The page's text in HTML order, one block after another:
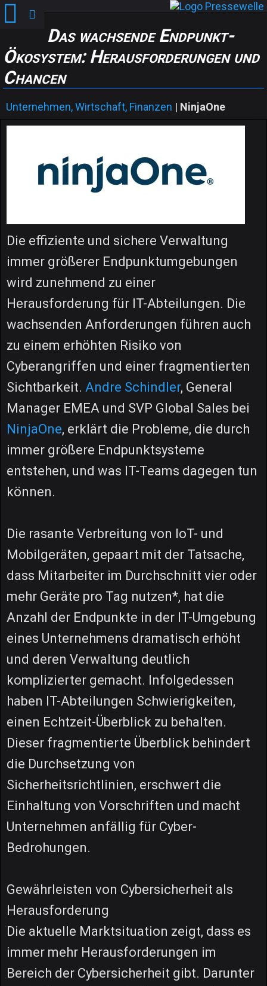
Das wachsende Endpunkt-
Ökosystem: Herausforderungen und
Chancen
Unternehmen, Wirtschaft, Finanzen | NinjaOne
Die effiziente und sichere Verwaltung
immer größerer Endpunktumgebungen
wird zunehmend zu einer
Herausforderung für IT-Abteilungen. Die
wachsenden Anforderungen führen auch
zu einem erhöhten Risiko von
Cyberangriffen und einer fragmentierten
Sichtbarkeit. Andre Schindler, General
Manager EMEA und SVP Global Sales bei
NinjaOne, erklärt die Probleme, die durch
immer größere Endpunktsysteme
entstehen, und was IT-Teams dagegen tun
können.
Die rasante Verbreitung von IoT- und
Mobilgeräten, gepaart mit der Tatsache,
dass Mitarbeiter im Durchschnitt vier oder
mehr Geräte pro Tag nutzen*, hat die
Anzahl der Endpunkte in der IT-Umgebung
eines Unternehmens dramatisch erhöht
und deren Verwaltung deutlich
komplizierter gemacht. Infolgedessen
haben IT-Abteilungen Schwierigkeiten,
einen Echtzeit-Überblick zu behalten.
Dieser fragmentierte Überblick behindert
die Durchsetzung von
Sicherheitsrichtlinien, erschwert die
Einhaltung von Vorschriften und macht
Unternehmen anfällig für Cyber-
Bedrohungen.
Gewährleisten von Cybersicherheit als
Herausforderung
Die aktuelle Marktsituation zeigt, dass es
immer mehr Herausforderungen im
Bereich der Cybersicherheit gibt. Darunter